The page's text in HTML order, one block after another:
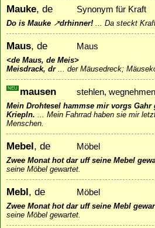
Mauke, de Synonym für Kraft
Do is Mauke ↗drhinner! Da steckt
Maus, de Maus
<de Maus, de Meis>
Meisdrack, dr... der Mäusedreck;
NEU mausen stehlen,
Mein Drohtesel hammse mir vorgs Gahr
Kriepln.
Mein Fahrrad haben sie mir
Menschen.
Mebel, de Möbel
Zwee Monat hot dar uff seine Mebel
seine Möbel gewartet.
Mebl, de Möbel
Zwee Monat hot dar uff seine Mebl
seine Möbel gewartet.